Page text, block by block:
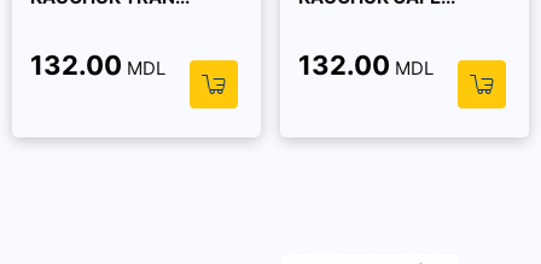
132.00 MDL 132.00 MDL